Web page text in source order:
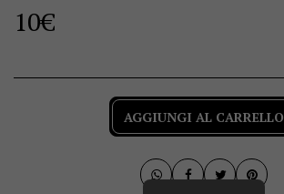
10€
AGGIUNGI AL CARRELLO